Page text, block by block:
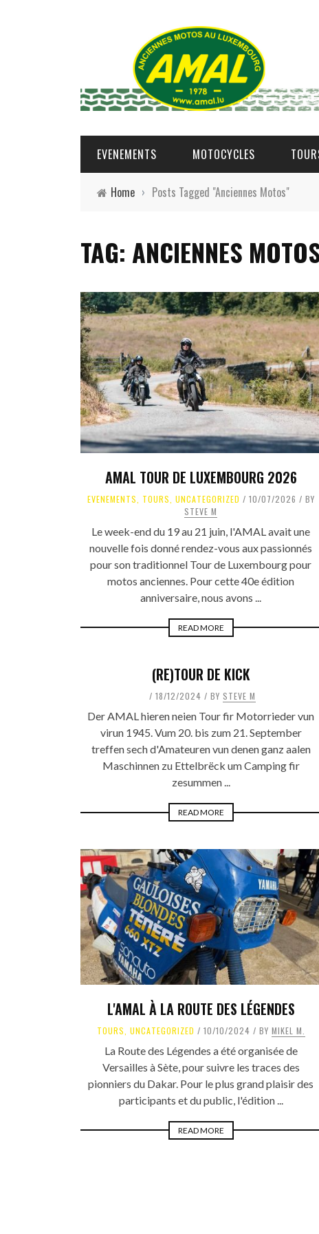
EVENEMENTS MOTOCYCLES
Home › Posts Tagged "Anciennes Motos"
TAG: ANCIENNES
AMAL TOUR DE LUXEMBOURG 2026
EVENEMENTS TOURS UNCATEGORIZED 10/07/2026
BY
STEVE M
Le week-end du 19 au 21 juin, l'AMAL avait une
nouvelle fois donné rendez-vous aux passionnés
pour son traditionnel Tour de Luxembourg pour
motos anciennes. Pour cette 40e édition
anniversaire, nous avons ...
READ MORE
(RE)TOUR DE KICK
18/12/2024 BY STEVE M
Der AMAL hieren neien Tour fir Motorrieder vun
virun 1945. Vum 20. bis zum 21. September
treffen sech d'Amateuren vun denen ganz aalen
Maschinnen zu Ettelbrëck um Camping fir
zesummen ...
READ MORE
L'AMAL À LA ROUTE DES LÉGENDES
TOURS UNCATEGORIZED 10/10/2024 BY MIKEL M.
La Route des Légendes a été organisée de
Versailles à Sète, pour suivre les traces des
pionniers du Dakar. Pour le plus grand plaisir des
participants et du public, l'édition ...
READ MORE